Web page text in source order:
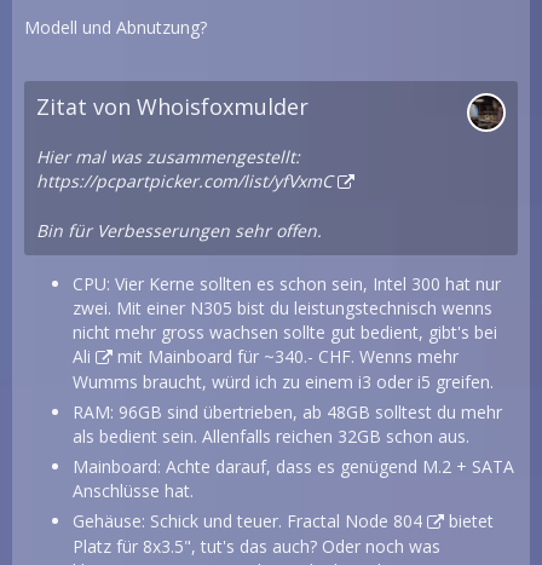
Modell und Abnutzung?
Zitat von Whoisfoxmulder
Hier mal was zusammengestellt:
https://pcpartpicker.com/list/yfVxmC
Bin für Verbesserungen sehr offen.
CPU: Vier Kerne sollten es schon sein, Intel 300 hat nur
zwei. Mit einer N305 bist du leistungstechnisch wenns
nicht mehr gross wachsen sollte gut bedient, gibt's bei
Ali
mit Mainboard für ~340.- CHF. Wenns mehr
Wumms braucht, würd ich zu einem i3 oder i5 greifen.
RAM: 96GB sind übertrieben, ab 48GB solltest du mehr
als bedient sein. Allenfalls reichen 32GB schon aus.
Mainboard: Achte darauf, dass es genügend M.2 + SATA
Anschlüsse hat.
Gehäuse: Schick und teuer. Fractal Node 804
bietet
Platz für 8x3.5", tut's das auch? Oder noch was